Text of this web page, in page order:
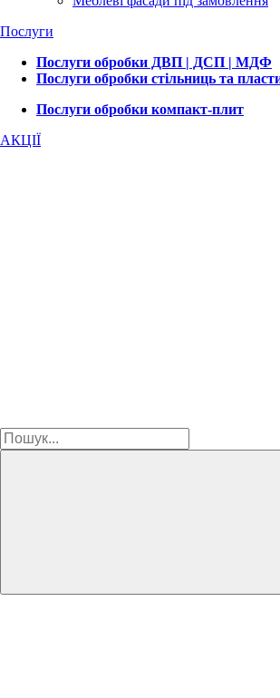
Послуги
Послуги обробки ДВП | ДСП | МДФ
Послуги обробки стільниць та
Послуги обробки компакт-плит
АКЦІЇ